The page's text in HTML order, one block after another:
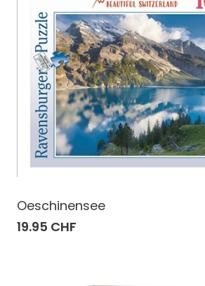
Oeschinensee
19.95 CHF